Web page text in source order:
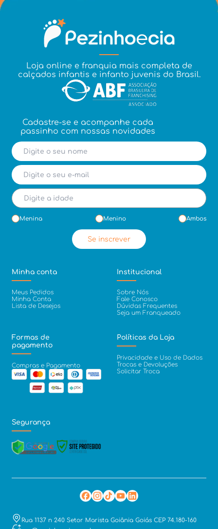
Loja online e franquia mais completa de
calçados infantis e infanto juvenis do Brasil.
Cadastre-se e acompanhe cada
passinho com nossas novidades
Menina Menino Ambos
Se inscrever
Minha conta
Meus Pedidos
Minha Conta
Lista de Desejos
Institucional
Sobre Nós
Fale Conosco
Dúvidas Frequentes
Seja um Franqueado
Formas de
pagamento
Compras e Pagamento
Políticas da Loja
Privacidade e Uso de Dados
Trocas e Devoluções
Solicitar Troca
Segurança
Rua 1137 n 240 Setor Marista Goiânia Goiás CEP 74.180-160